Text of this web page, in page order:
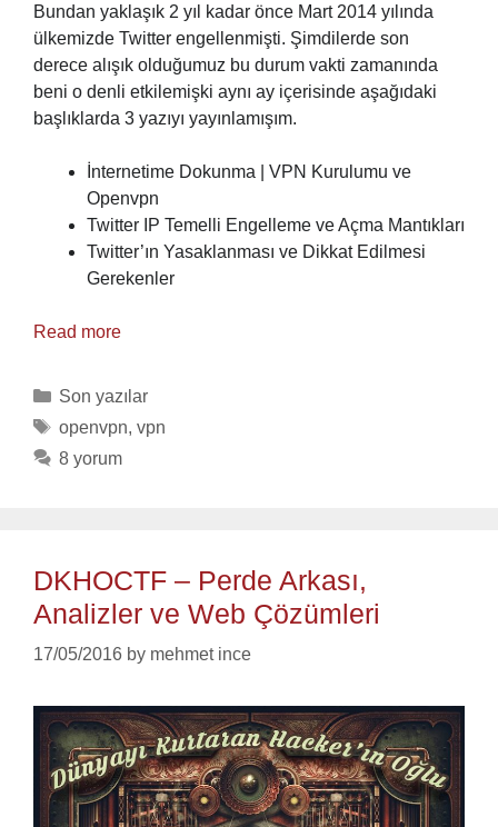
Bundan yaklaşık 2 yıl kadar önce Mart 2014 yılında
ülkemizde Twitter engellenmişti. Şimdilerde son
derece alışık olduğumuz bu durum vakti zamanında
beni o denli etkilemişki aynı ay içerisinde aşağıdaki
başlıklarda 3 yazıyı yayınlamışım.
İnternetime Dokunma | VPN Kurulumu ve
Openvpn
Twitter IP Temelli Engelleme ve Açma Mantıkları
Twitter’ın Yasaklanması ve Dikkat Edilmesi
Gerekenler
Read more
Categories
Son yazılar
Tags
openvpn, vpn
8 yorum
DKHOCTF – Perde Arkası,
Analizler ve Web Çözümleri
17/05/2016 by mehmet ince